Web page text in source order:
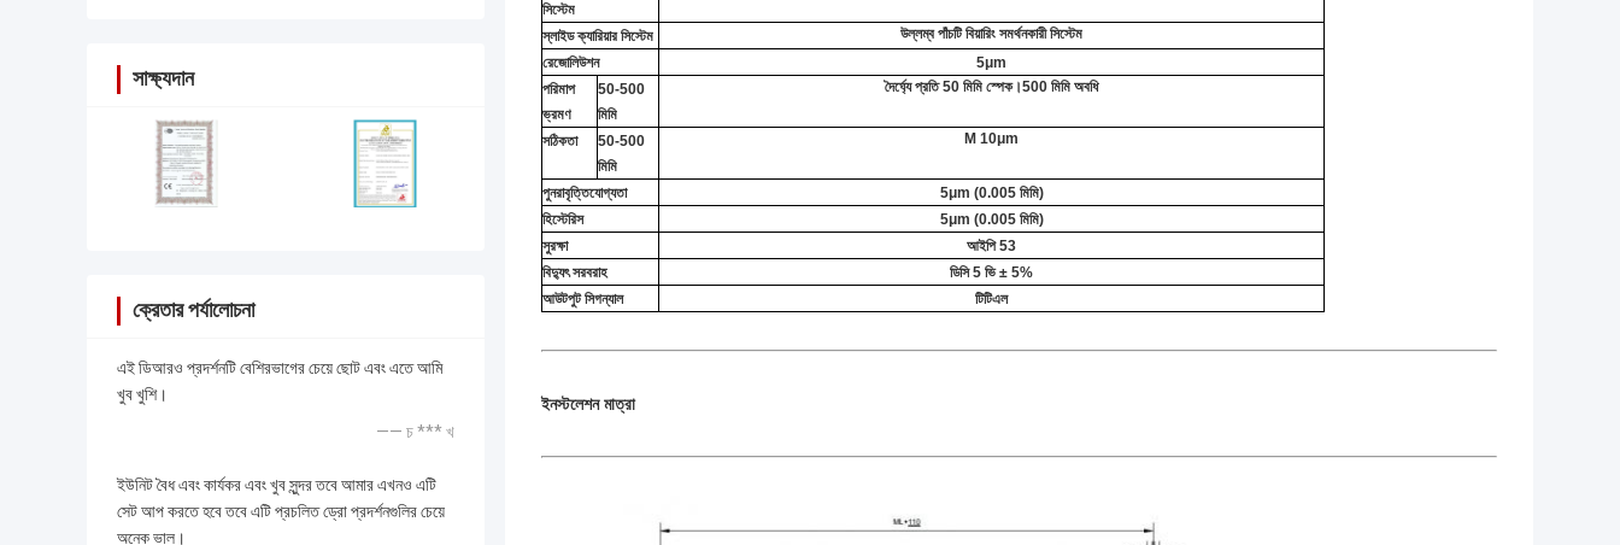
সাক্ষ্যদান
ক্রেতার পর্যালোচনা
এই ডিআরও প্রদর্শনটি বেশিরভাগের চেয়ে ছোট এবং এতে আমি
খুব খুশি।
—— চ *** খ
ইউনিট বৈধ এবং কার্যকর এবং খুব সুন্দর তবে আমার এখনও এটি
সেট আপ করতে হবে তবে এটি প্রচলিত ড্রো প্রদর্শনগুলির চেয়ে
অনেক ভাল।
সিস্টেম
স্লাইড ক্যারিয়ার সিস্টেম
উল্লম্ব পাঁচটি বিয়ারিং সমর্থনকারী সিস্টেম
রেজোলিউশন
5μm
পরিমাপ
ভ্রমণ
50-500
মিমি
দৈর্ঘ্যে প্রতি 50 মিমি স্পেক।500 মিমি অবধি
সঠিকতা
50-500
মিমি
Μ 10μm
পুনরাবৃত্তিযোগ্যতা
5μm (0.005 মিমি)
হিস্টেরিস
5μm (0.005 মিমি)
সুরক্ষা
আইপি 53
বিদ্যুৎ সরবরাহ
ডিসি 5 ভি ± 5%
আউটপুট সিগন্যাল
টিটিএল
ইনস্টলেশন মাত্রা